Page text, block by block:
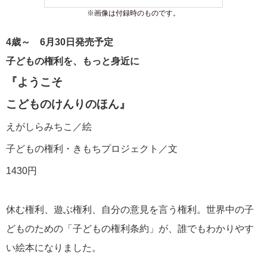
※画像は付録時のものです。
4歳～ 6月30日発売予定
子どもの権利を、もっと身近に
『ようこそ
こどものけんりのほん』
えがしらみちこ／絵
子どもの権利・きもちプロジェクト／文
1430円
休む権利、遊ぶ権利、自分の意見を言う権利。世界中の子
どものための「子どもの権利条約」が、誰でもわかりやす
い絵本になりました。